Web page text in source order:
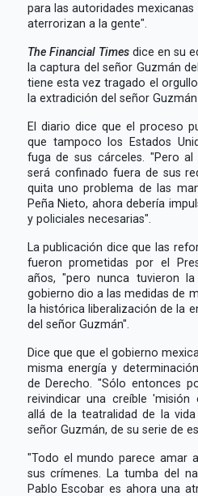
para las autoridades
aterrorizan a la gente".
The Financial Timesdice en su
la captura del señor Guzmán
tiene esta vez tragado el
la extradición del señor
El diario dice que el proceso
que tampoco los Estados
fuga de sus cárceles. "Pero
será confinado fuera de sus
quita uno problema de las
Peña Nieto, ahora debería
y policiales necesarias".
La publicación dice que las
fueron prometidas por el
años, "pero nunca tuvieron
gobierno dio a las medidas de
la histórica liberalización de la
del señor Guzmán".
Dice que que el gobierno
misma energía y
de Derecho. "Sólo entonces
reivindicar una creíble 'misión
allá de la teatralidad de la
señor Guzmán, de su serie de
"Todo el mundo parece amar
sus crímenes. La tumba del
Pablo Escobar es ahora una